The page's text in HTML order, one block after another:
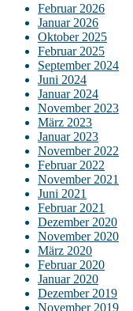
Februar 2026
Januar 2026
Oktober 2025
Februar 2025
September 2024
Juni 2024
Januar 2024
November 2023
März 2023
Januar 2023
November 2022
Februar 2022
November 2021
Juni 2021
Februar 2021
Dezember 2020
November 2020
März 2020
Februar 2020
Januar 2020
Dezember 2019
November 2019